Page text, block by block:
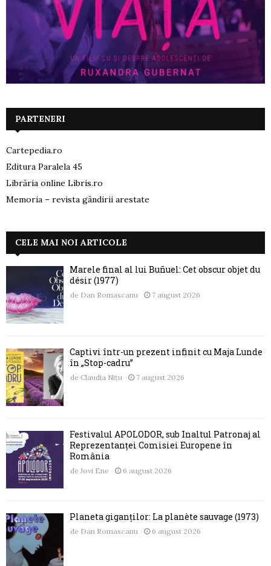
PARTENERI
Cartepedia.ro
Editura Paralela 45
Librăria online Libris.ro
Memoria – revista gândirii arestate
CELE MAI NOI ARTICOLE
Marele final al lui Buñuel: Cet obscur objet du
désir (1977)
de Dan Romascanu 7 august 2026
Captivi într-un prezent infinit cu Maja Lunde
în „Stop-cadru”
de Claudia Nițu 7 august 2026
Festivalul APOLODOR, sub Înaltul Patronaj al
Reprezentanței Comisiei Europene în
România
de Jovi Ene 6 august 2026
Planeta giganților: La planète sauvage (1973)
de Dan Romascanu 6 august 2026